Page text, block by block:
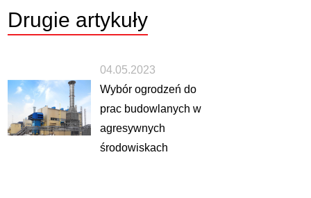
Drugie artykuły
04.05.2023
Wybór ogrodzeń do
prac budowlanych w
agresywnych
środowiskach